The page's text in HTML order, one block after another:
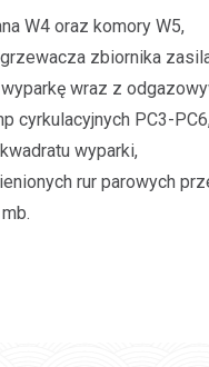
W4 oraz komory W5,
zbiornika
wraz z
cyrkulacyjnych PC3-
wyparki,
rur parowych